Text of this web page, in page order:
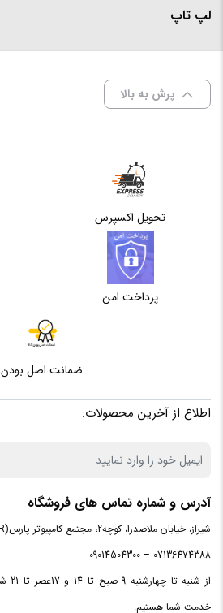
لپ تاپ
پرش به بالا
تحویل اکسپرس
پرداخت امن
ضمانت اصل بودن
اطلاع از آخرین محصولات:
آدرس و شماره تماس های فروشگاه
شیراز، خیابان ملاصدرا، کوچه2، مجتمع کامپیوتر پارس(PC CENTER)، واحد 103
07136474388 – 09014504300
خدمت شما هستیم.